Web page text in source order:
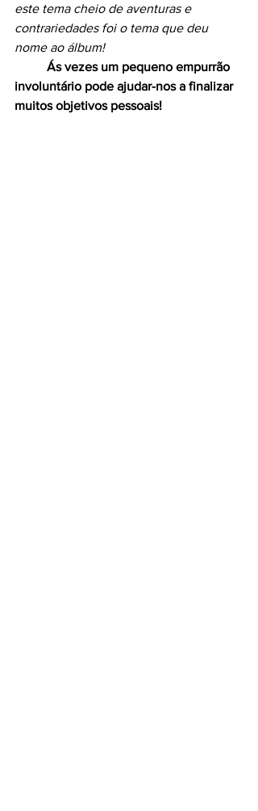
este tema cheio de aventuras e
contrariedades foi o tema que deu
nome ao álbum!
Ás vezes um pequeno empurrão
involuntário pode ajudar-nos a finalizar
muitos objetivos pessoais!